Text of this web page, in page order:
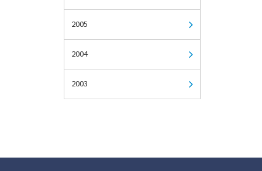
2005
2004
2003